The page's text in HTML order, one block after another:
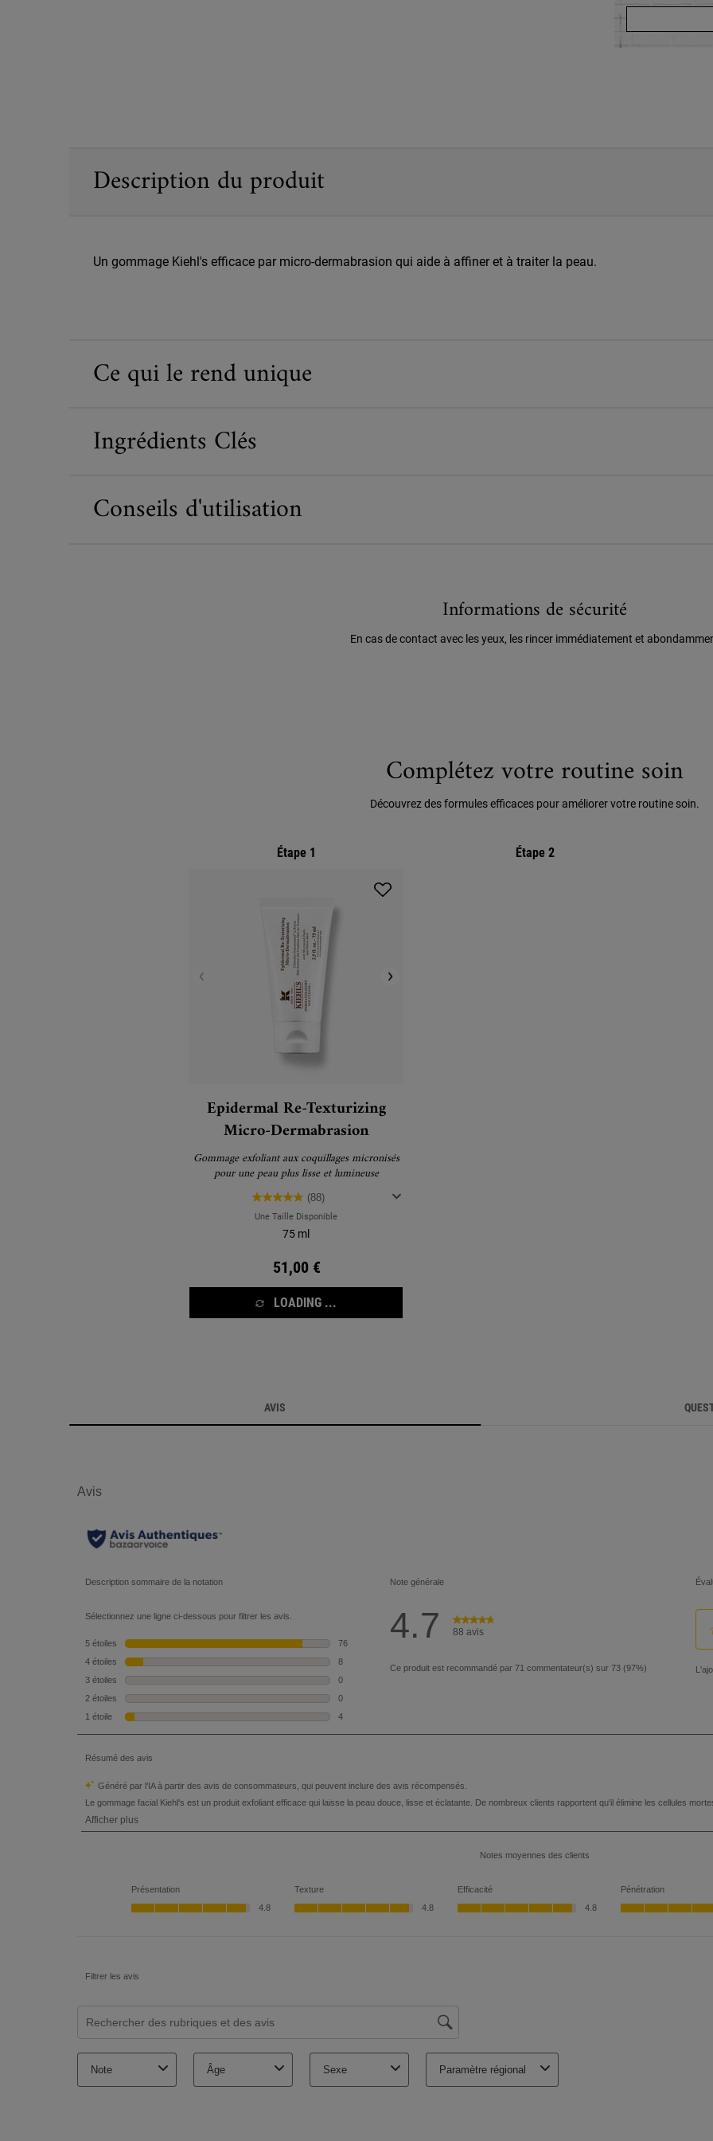
Description du produit
Un gommage Kiehl's efficace par micro-dermabrasion qui aide à affiner et à traiter la peau.
Ce qui le rend unique
Ingrédients Clés
Conseils d'utilisation
Informations de sécurité
En cas de contact avec les yeux, les rincer immédiatement et
Complétez votre routine soin
Découvrez des formules efficaces pour améliorer votre routine soin.
Étape 1
Epidermal Re-Texturizing
Micro-Dermabrasion
Gommage exfoliant aux coquillages micronisés
pour une peau plus lisse et lumineuse
(88)
Une Taille Disponible
75 ml
51,00 €
LOADING ...
Étape 2
AVIS